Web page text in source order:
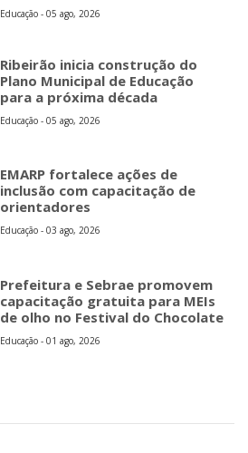
Educação - 05 ago, 2026
Ribeirão inicia construção do
Plano Municipal de Educação
para a próxima década
Educação - 05 ago, 2026
EMARP fortalece ações de
inclusão com capacitação de
orientadores
Educação - 03 ago, 2026
Prefeitura e Sebrae promovem
capacitação gratuita para MEIs
de olho no Festival do Chocolate
Educação - 01 ago, 2026